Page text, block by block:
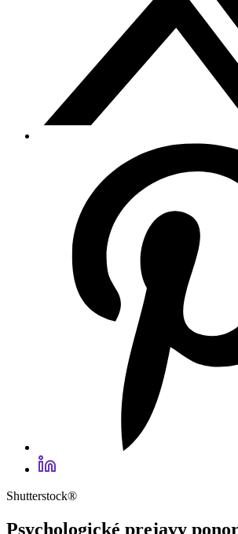
Shutterstock®
Psychologické prejavy